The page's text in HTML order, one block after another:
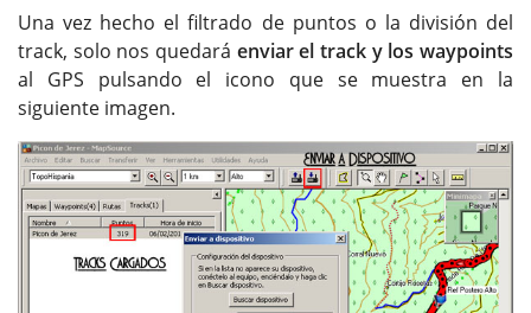
Una vez hecho el filtrado de puntos o la división del
track, solo nos quedará enviar el track y los waypoints
al GPS pulsando el icono que se muestra en la
siguiente imagen.